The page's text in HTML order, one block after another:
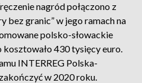
nagród połączono z
bez granic” w jego ramach na
polsko-słowackie
430 tysięcy euro.
INTERREG Polska-
w 2020 roku.